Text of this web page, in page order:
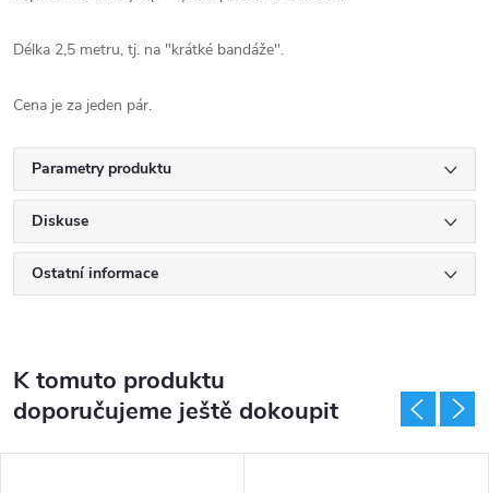
Délka 2,5 metru, tj. na "krátké bandáže".
Cena je za jeden pár.
Parametry produktu
Diskuse
Ostatní informace
K tomuto produktu
doporučujeme ještě dokoupit